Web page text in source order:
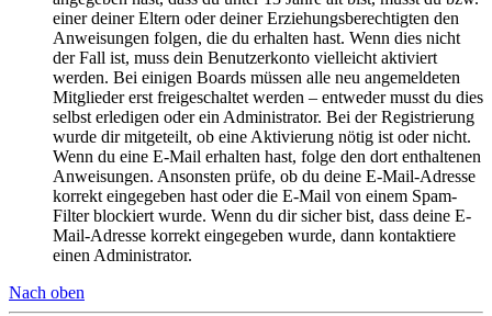
einer deiner Eltern oder deiner Erziehungsberechtigten den
Anweisungen folgen, die du erhalten hast. Wenn dies nicht
der Fall ist, muss dein Benutzerkonto vielleicht aktiviert
werden. Bei einigen Boards müssen alle neu angemeldeten
Mitglieder erst freigeschaltet werden – entweder musst du dies
selbst erledigen oder ein Administrator. Bei der Registrierung
wurde dir mitgeteilt, ob eine Aktivierung nötig ist oder nicht.
Wenn du eine E-Mail erhalten hast, folge den dort enthaltenen
Anweisungen. Ansonsten prüfe, ob du deine E-Mail-Adresse
korrekt eingegeben hast oder die E-Mail von einem Spam-
Filter blockiert wurde. Wenn du dir sicher bist, dass deine E-
Mail-Adresse korrekt eingegeben wurde, dann kontaktiere
einen Administrator.
Nach oben